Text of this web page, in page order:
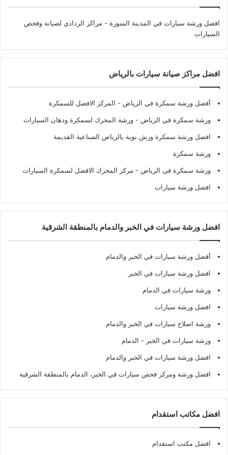
افضل ورشة سيارات في المدينة المنورة - مراكز الردادي لصيانة وفحص
السيارات
افضل مراكز صيانة سيارات بالرياض
أفضل ورشة سمكرة في الرياض - المركز الافضل للسمكرة
ورشة سمكرة في الرياض - ورشة المحرك لسمكرة ودهان السيارات
افضل ورشة سمكرة ورش بوية بالرياض الصناعية القديمة
ورشة سمكرة
ورشة سمكرة في الرياض - مركز المحرك الافضل لسمكرة السيارات
افضل ورشة سيارات
افضل ورشة سيارات في الخبر والدمام بالمنطقة الشرقية
أفضل ورشة سيارات في الخبر والدمام
افضل ورشة سيارات في الخبر
ورشة سيارات في الدمام
افضل ورشة سيارات
ورشة اصلاح سيارات في الخبر والدمام
ورشة سيارات في الخبر - الدمام
افضل ورشة سيارات في الخبر والدمام
افضل ورشة ومركز فحص سيارات في الخبر، الدمام بالمنطقة الشرقية
افضل مكاتب استقدام
افضل مكتب استقدام